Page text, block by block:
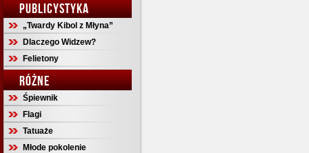
PUBLICYSTYKA
„Twardy Kibol z Młyna”
Dlaczego Widzew?
Felietony
RÓŻNE
Śpiewnik
Flagi
Tatuaże
Młode pokolenie